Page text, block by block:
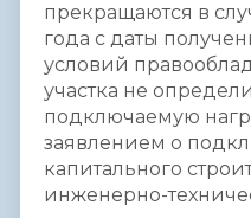
прекращаются в
года с даты
условий
участка не
подключаемую
заявлением о
капитального
инженерно-